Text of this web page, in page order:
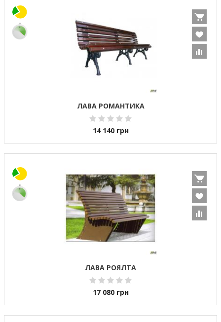
ЛАВА РОМАНТИКА
14 140 грн
ЛАВА РОЯЛТА
17 080 грн